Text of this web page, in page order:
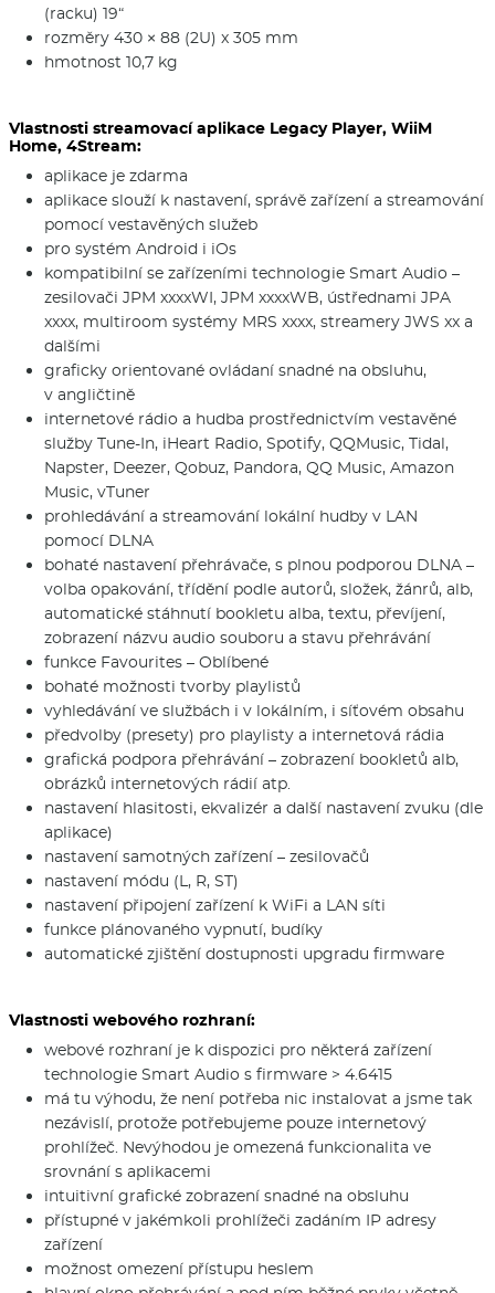
(racku) 19“
rozměry 430 × 88 (2U) x 305 mm
hmotnost 10,7 kg
Vlastnosti streamovací aplikace Legacy Player, WiiM
Home, 4Stream:
aplikace je zdarma
aplikace slouží k nastavení, správě zařízení a streamování
pomocí vestavěných služeb
pro systém Android i iOs
kompatibilní se zařízeními technologie Smart Audio –
zesilovači JPM xxxxWI, JPM xxxxWB, ústřednami JPA
xxxx, multiroom systémy MRS xxxx, streamery JWS xx a
dalšími
graficky orientované ovládaní snadné na obsluhu,
v angličtině
internetové rádio a hudba prostřednictvím vestavěné
služby Tune-In, iHeart Radio, Spotify, QQMusic, Tidal,
Napster, Deezer, Qobuz, Pandora, QQ Music, Amazon
Music, vTuner
prohledávání a streamování lokální hudby v LAN
pomocí DLNA
bohaté nastavení přehrávače, s plnou podporou DLNA –
volba opakování, třídění podle autorů, složek, žánrů, alb,
automatické stáhnutí bookletu alba, textu, převíjení,
zobrazení názvu audio souboru a stavu přehrávání
funkce Favourites – Oblíbené
bohaté možnosti tvorby playlistů
vyhledávání ve službách i v lokálním, i síťovém obsahu
předvolby (presety) pro playlisty a internetová rádia
grafická podpora přehrávání – zobrazení bookletů alb,
obrázků internetových rádií atp.
nastavení hlasitosti, ekvalizér a další nastavení zvuku (dle
aplikace)
nastavení samotných zařízení – zesilovačů
nastavení módu (L, R, ST)
nastavení připojení zařízení k WiFi a LAN síti
funkce plánovaného vypnutí, budíky
automatické zjištění dostupnosti upgradu firmware
Vlastnosti webového rozhraní:
webové rozhraní je k dispozici pro některá zařízení
technologie Smart Audio s firmware > 4.6415
má tu výhodu, že není potřeba nic instalovat a jsme tak
nezávislí, protože potřebujeme pouze internetový
prohlížeč. Nevýhodou je omezená funkcionalita ve
srovnání s aplikacemi
intuitivní grafické zobrazení snadné na obsluhu
přístupné v jakémkoli prohlížeči zadáním IP adresy
zařízení
možnost omezení přístupu heslem